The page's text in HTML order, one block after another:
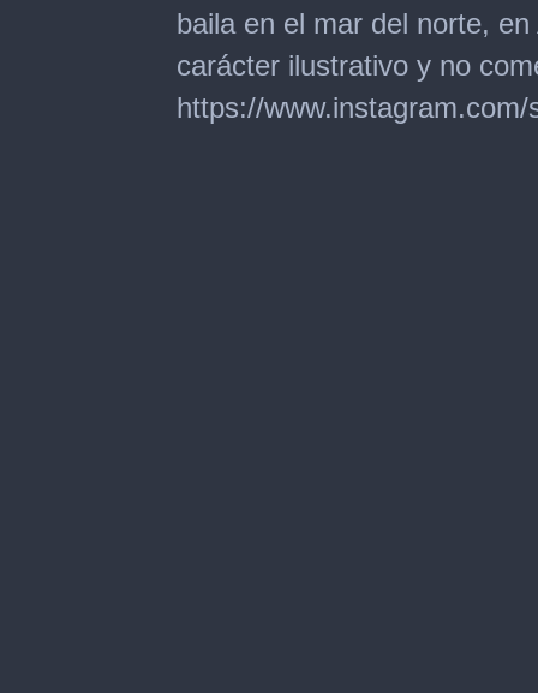
seconds
baila en el mar del norte,
carácter ilustrativo y no
https://